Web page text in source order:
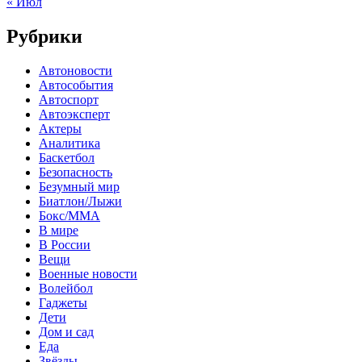
Рубрики
Автоновости
Автособытия
Автоспорт
Автоэксперт
Актеры
Аналитика
Баскетбол
Безопасность
Безумный мир
Биатлон/Лыжи
Бокс/MMA
В мире
В России
Вещи
Военные новости
Волейбол
Гаджеты
Дети
Дом и сад
Еда